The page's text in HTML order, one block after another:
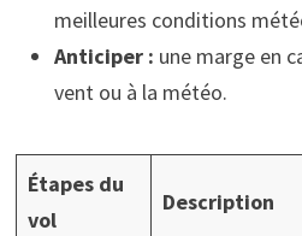
meilleures conditions
Anticiper : une marge en
vent ou à la météo.
Étapes du
vol
Description